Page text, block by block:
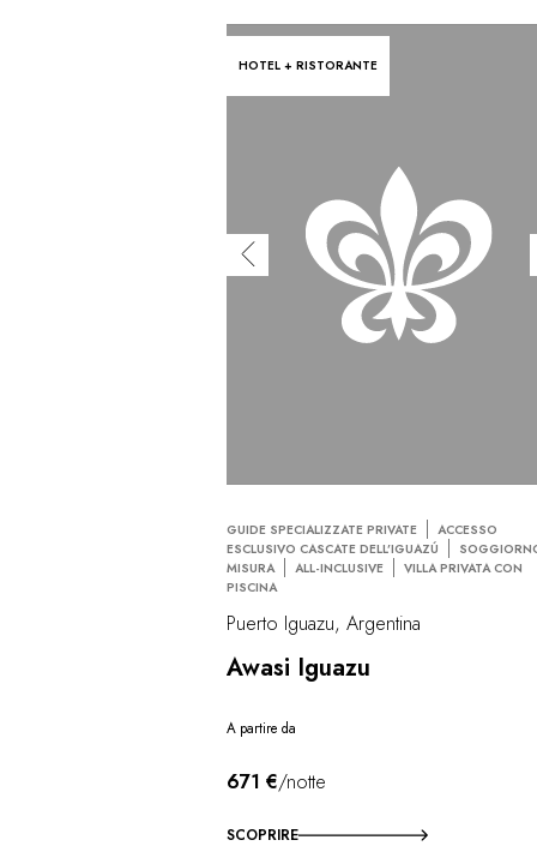
HOTEL + RISTORANTE
GUIDE SPECIALIZZATE PRIVATE
ACCESSO
ESCLUSIVO CASCATE DELL’IGUAZÚ
MISURA
ALL-INCLUSIVE
VILLA PRIVATA CON
PISCINA
Puerto Iguazu, Argentina
Awasi Iguazu
A partire da
671 €/notte
SCOPRIRE